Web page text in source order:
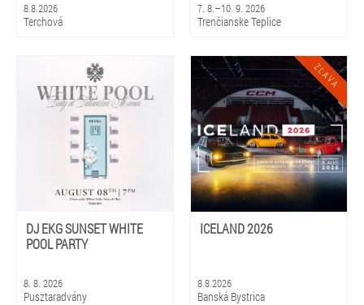
8.8.2026
Terchová
7. 8.–10. 9. 2026
Trenčianske Teplice
DJ EKG SUNSET WHITE
POOL PARTY
8. 8. 2026
Pusztaradvány
ICELAND 2026
8.8.2026
Banská Bystrica